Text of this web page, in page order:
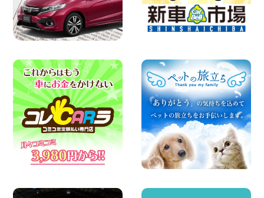
2026年08月05日
※※超格安日額5,800円※※荷物運びに最適
の軽バンのレンタカー!! 出雲ドーム前店
島根県 出雲ドーム前店
2026年08月05日
人気のスペイドワゴン ライトブルーで登
場です! 東京都 羽田空港店
100円レンタカー 羽田空港
2026年08月04日
お引越しに便利で最適!(禁煙車両) 香川県
坂出川津店
100円レンタカー 坂出川津
2026年08月04日
ちょっとそこまで。もっと気軽に 埼玉県
100円レンタカー 西武秩父駅前